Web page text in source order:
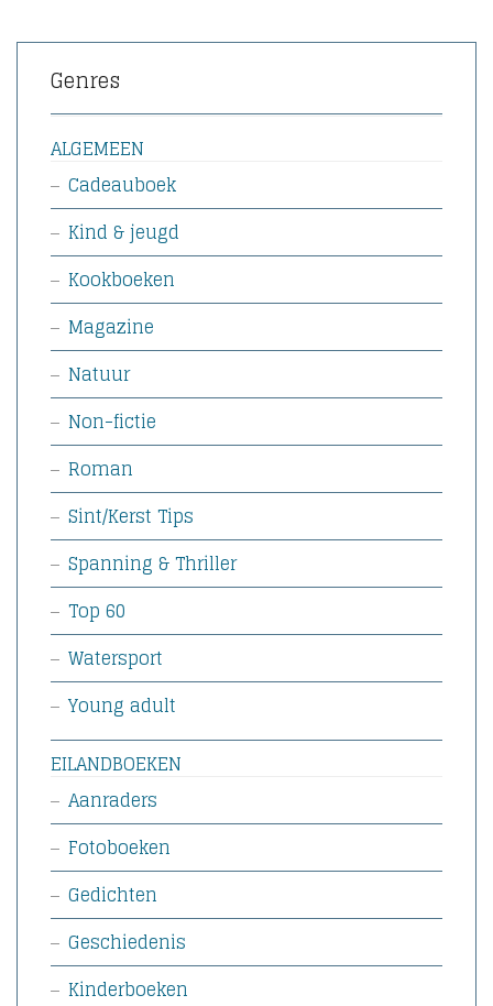
Genres
ALGEMEEN
Cadeauboek
Kind & jeugd
Kookboeken
Magazine
Natuur
Non-fictie
Roman
Sint/Kerst Tips
Spanning & Thriller
Top 60
Watersport
Young adult
EILANDBOEKEN
Aanraders
Fotoboeken
Gedichten
Geschiedenis
Kinderboeken